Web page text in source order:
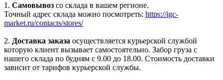
1. Самовывоз со склада в вашем регионе.
Точный адрес склада можно посмотреть: https://igc-
market.ru/contacts/stores/
2. Доставка заказа осуществляется курьерской службой
которую клиент вызывает самостоятельно. Забор груза с
нашего склада по будням с 9.00 до 18.00. Стоимость доставки
зависит от тарифов курьерской службы.